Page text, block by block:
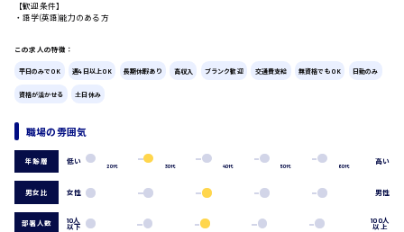
組立、加工
検品・包装・箱詰め
フォークリフト
介護職
看護助手
看護師
オフィスワーク系
広島市東区
時給1300円～
【歓迎条件】
・語学(英語)能力のある方
この求人の特徴：
平日のみでOK 週4日以上OK 長期休暇あり 高収入 ブランク歓迎 交通費支給 無資格でもOK 日勤のみ
資格が活かせる 土日休み
職場の雰囲気
年齢層 低い
20代 30代 40代 50代 60代
高い
男女比 女性 男性
部署人数 10人
以下
100人
以上